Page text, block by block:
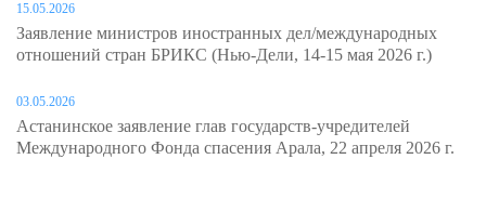
15.05.2026
Заявление министров иностранных дел/международных
отношений стран БРИКС (Нью-Дели, 14-15 мая 2026 г.)
03.05.2026
Астанинское заявление глав государств-учредителей
Международного Фонда спасения Арала, 22 апреля 2026 г.